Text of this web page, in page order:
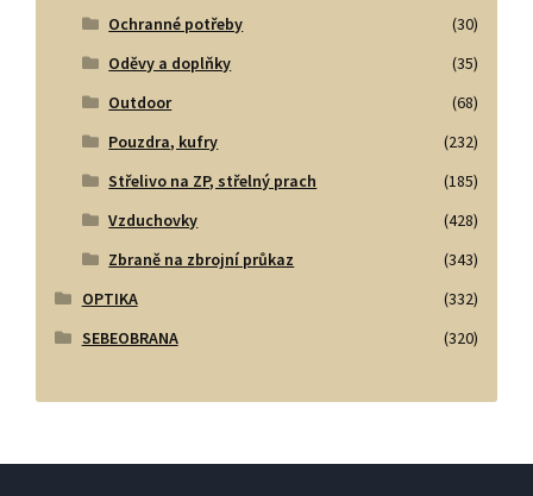
Ochranné potřeby
(30)
Oděvy a doplňky
(35)
Outdoor
(68)
Pouzdra, kufry
(232)
Střelivo na ZP, střelný prach
(185)
Vzduchovky
(428)
Zbraně na zbrojní průkaz
(343)
OPTIKA
(332)
SEBEOBRANA
(320)